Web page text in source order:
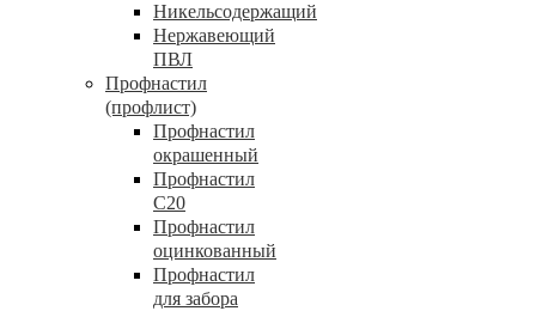
Никельсодержащий
Нержавеющий
ПВЛ
Профнастил
(профлист)
Профнастил
окрашенный
Профнастил
С20
Профнастил
оцинкованный
Профнастил
для забора